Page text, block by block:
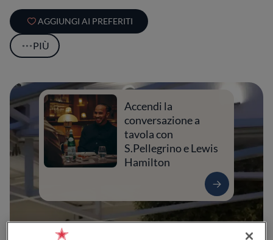
AGGIUNGI AI PREFERITI
PIÙ
Accendi la
conversazione a
tavola con
S.Pellegrino e Lewis
Hamilton